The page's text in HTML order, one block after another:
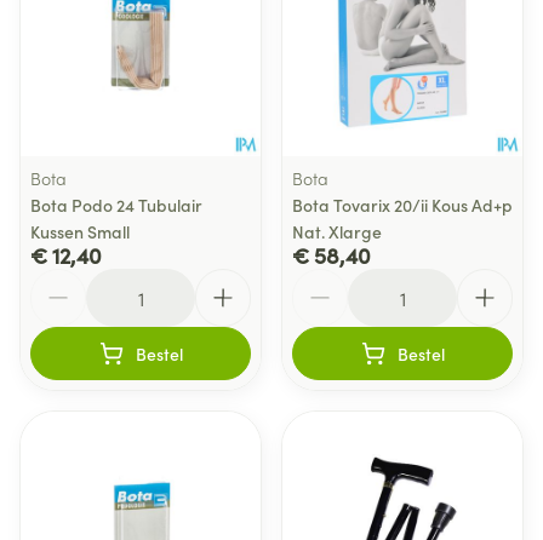
Bota
Bota Podo 24 Tubulair
Kussen Small
€ 12,40
Bestel
Bota
Bota Tovarix 20/ii Kous Ad+p
Nat. Xlarge
€ 58,40
Bestel